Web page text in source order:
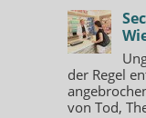
der Regel
von Tod,